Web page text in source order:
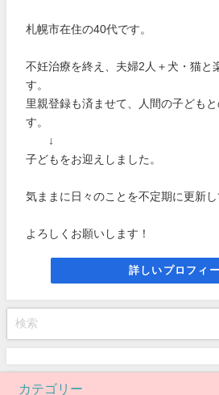
札幌市在住の40代です。
不妊治療を終え、夫婦2人＋犬・猫と
す。
里親登録も済ませて、人間の子ども
す。
↓
子どもをお迎えしました。
気ままに日々のことを不定期に更新し
よろしくお願いします！
詳しいプロフィ
カテゴリー